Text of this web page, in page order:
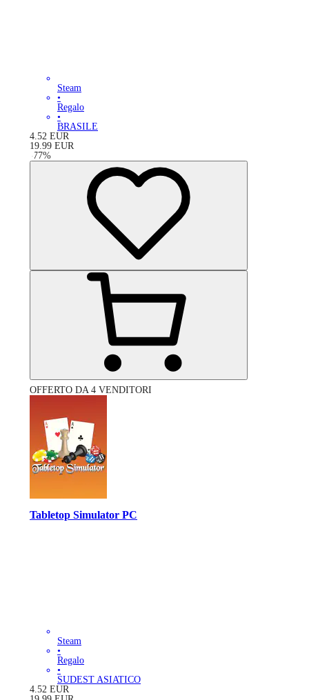
Steam
•
Regalo
•
BRASILE
4.52 EUR
19.99 EUR
-77%
OFFERTO DA 4 VENDITORI
Tabletop Simulator PC
Steam
•
Regalo
•
SUDEST ASIATICO
4.52 EUR